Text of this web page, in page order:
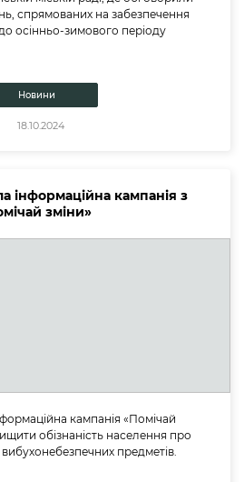
спрямованих на забезпечення
осінньо-зимового періоду
Новини
18.10.2024
інформаційна кампанія з
зміни»
кампанія «Помічай
обізнаність населення про
предметів.